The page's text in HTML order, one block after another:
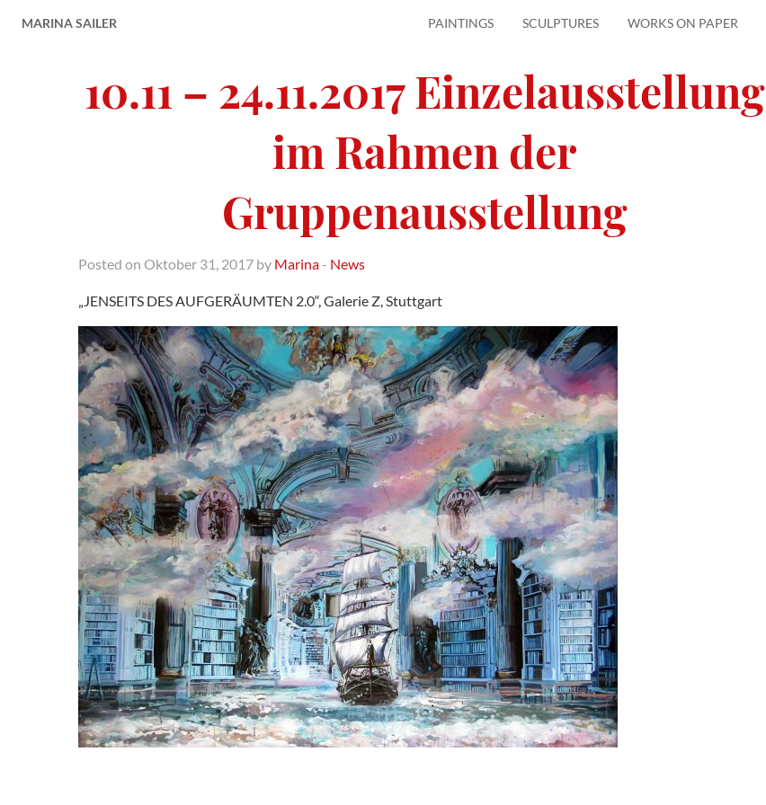
MARINA SAILER PAINTINGS SCULPTURES WORKS ON PAPER
10.11 – 24.11.2017 Einzelausstellung
im Rahmen der
Gruppenausstellung
Posted on Oktober 31, 2017 by Marina - News
„JENSEITS DES AUFGERÄUMTEN 2.0“, Galerie Z, Stuttgart